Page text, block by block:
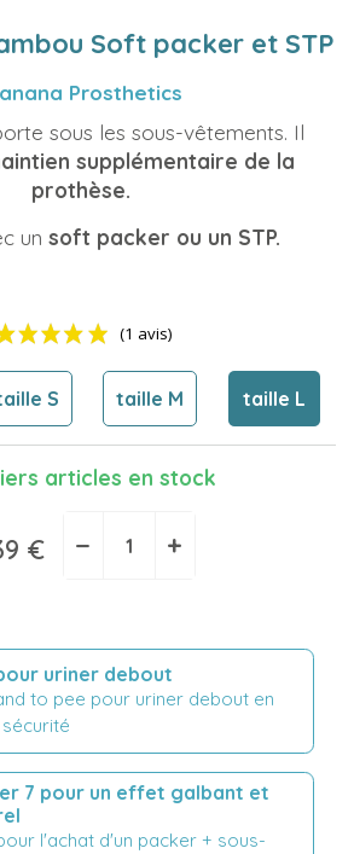
Soft packer et STP
Prosthetics
sous les sous-vêtements. Il
supplémentaire de la
prothèse.
un soft packer ou un STP.
(1 avis)
S taille M taille L
articles en stock
€ − +
uriner debout
to pee pour uriner debout en
7 pour un effet galbant et
l'achat d'un packer + sous-